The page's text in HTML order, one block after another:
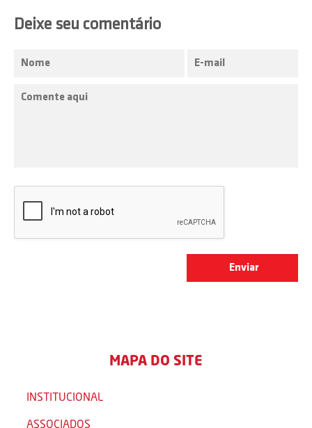
Deixe seu comentário
MAPA DO SITE
INSTITUCIONAL
ASSOCIADOS